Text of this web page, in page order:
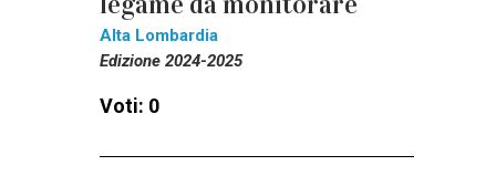
Alta Lombardia
Edizione 2024-2025
Voti: 0